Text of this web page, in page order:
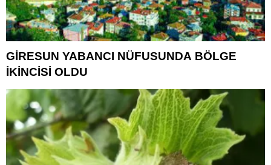
GİRESUN YABANCI NÜFUSUNDA BÖLGE
İKİNCİSİ OLDU